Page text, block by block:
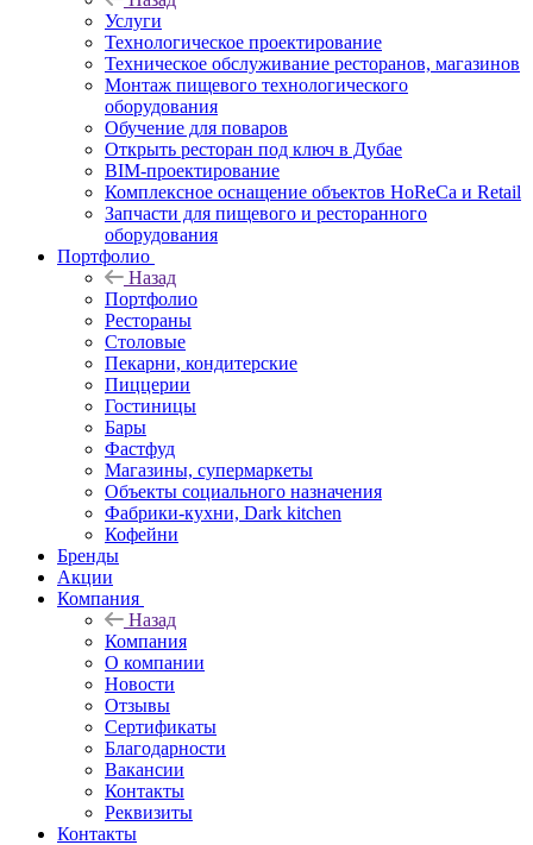
Услуги
Технологическое проектирование
Техническое обслуживание ресторанов, магазинов
Монтаж пищевого технологического
оборудования
Обучение для поваров
Открыть ресторан под ключ в Дубае
BIM-проектирование
Комплексное оснащение объектов HoReCa и Retail
Запчасти для пищевого и ресторанного
оборудования
Портфолио
Назад
Портфолио
Рестораны
Столовые
Пекарни, кондитерские
Пиццерии
Гостиницы
Бары
Фастфуд
Магазины, супермаркеты
Объекты социального назначения
Фабрики-кухни, Dark kitchen
Кофейни
Бренды
Акции
Компания
Назад
Компания
О компании
Новости
Отзывы
Сертификаты
Благодарности
Вакансии
Контакты
Реквизиты
Контакты